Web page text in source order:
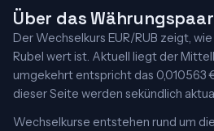
Über das Währungspaar
Der Wechselkurs EUR/RUB zeigt,
Rubel wert ist. Aktuell liegt der
umgekehrt entspricht das 0,010563
dieser Seite werden sekündlich
Wechselkurse entstehen rund um